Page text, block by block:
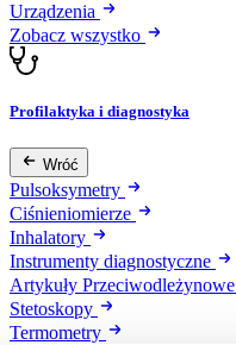
Urządzenia
Zobacz wszystko
Profilaktyka i diagnostyka
Wróć
Pulsoksymetry
Ciśnieniomierze
Inhalatory
Instrumenty diagnostyczne
Artykuły Przeciwodleżynowe
Stetoskopy
Termometry